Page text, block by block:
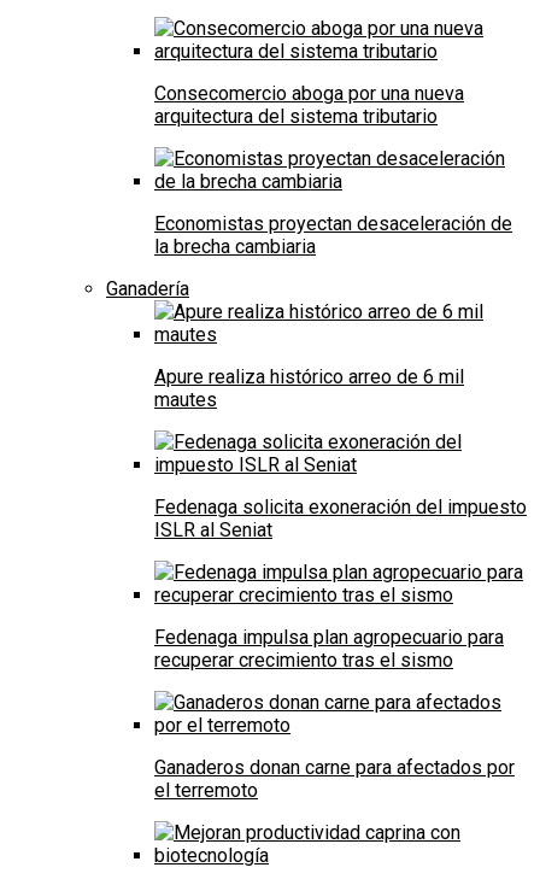
Consecomercio aboga por una nueva
arquitectura del sistema tributario
Economistas proyectan desaceleración de
la brecha cambiaria
Ganadería
Apure realiza histórico arreo de 6 mil
mautes
Fedenaga solicita exoneración del impuesto
ISLR al Seniat
Fedenaga impulsa plan agropecuario para
recuperar crecimiento tras el sismo
Ganaderos donan carne para afectados por
el terremoto